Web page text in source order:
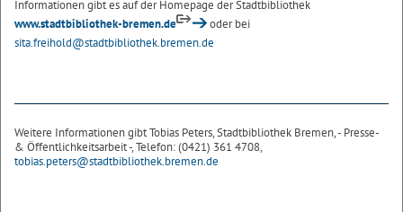
Informationen gibt es auf der Homepage der Stadtbibliothek
www.stadtbibliothek-bremen.de
oder bei
sita.freihold@stadtbibliothek.bremen.de
Weitere Informationen gibt Tobias Peters, Stadtbibliothek Bremen, - Presse-
& Öffentlichkeitsarbeit -, Telefon: (0421) 361 4708,
tobias.peters@stadtbibliothek.bremen.de